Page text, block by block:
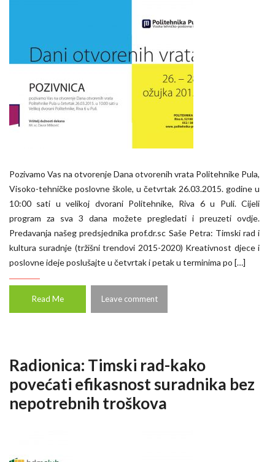
Pozivamo Vas na otvorenje Dana otvorenih vrata Politehnike Pula,
Visoko-tehničke poslovne škole, u četvrtak 26.03.2015. godine u
10:00 sati u velikoj dvorani Politehnike, Riva 6 u Puli. Cijeli
program za sva 3 dana možete pregledati i preuzeti ovdje.
Predavanja našeg predsjednika prof.dr.sc Saše Petra: Timski rad i
kultura suradnje (tržišni trendovi 2015-2020) Kreativnost djece i
poslovne ideje poslušajte u četvrtak i petak u terminima po […]
Read Me Leave comment
Radionica: Timski rad-kako
povećati efikasnost suradnika bez
nepotrebnih troškova